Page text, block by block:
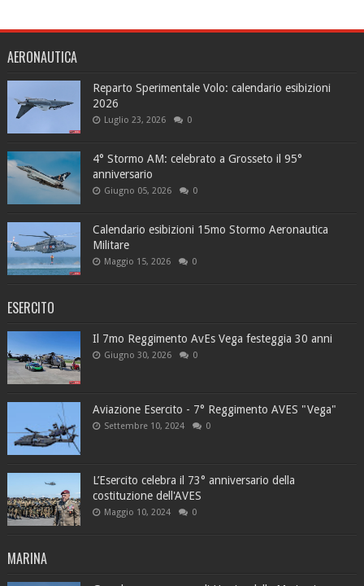
AERONAUTICA
Reparto Sperimentale Volo: calendario esibizioni
2026
Luglio 23, 2026 0
4° Stormo AM: celebrato a Grosseto il 95°
anniversario
Giugno 05, 2026 0
Calendario esibizioni 15mo Stormo Aeronautica
Militare
Maggio 15, 2026 0
ESERCITO
Il 7mo Reggimento AvEs Vega festeggia 30 anni
Giugno 30, 2026 0
Aviazione Esercito - 7° Reggimento AVES "Vega"
Settembre 10, 2024 0
L’Esercito celebra il 73° anniversario della
costituzione dell'AVES
Maggio 10, 2024 0
MARINA